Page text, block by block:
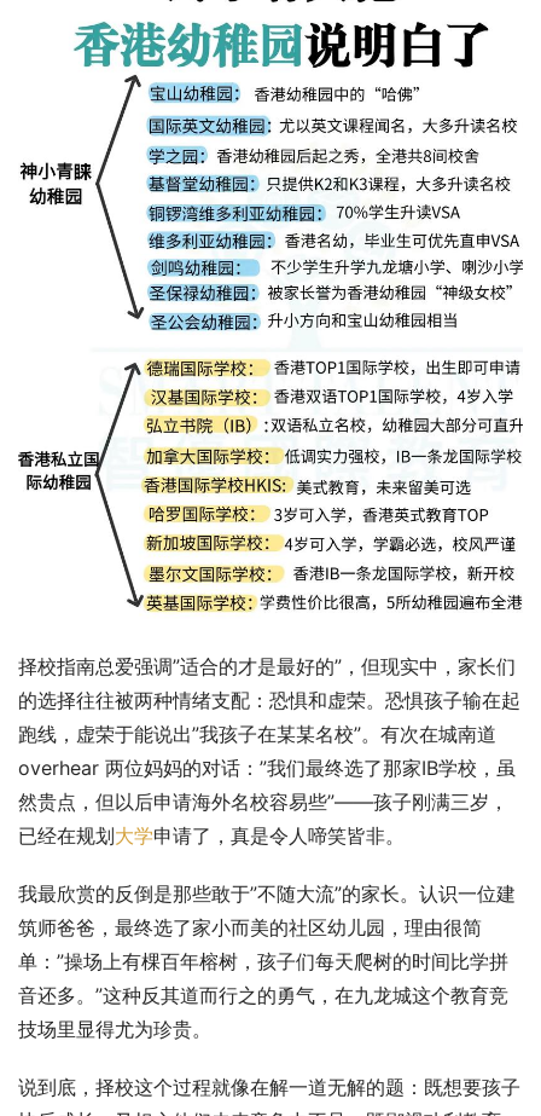
择校指南总爱强调”适合的才是最好的”，但现实中，家长们
的选择往往被两种情绪支配：恐惧和虚荣。恐惧孩子输在起
跑线，虚荣于能说出”我孩子在某某名校”。有次在城南道
overhear 两位妈妈的对话：”我们最终选了那家IB学校，虽
然贵点，但以后申请海外名校容易些”——孩子刚满三岁，
已经在规划大学申请了，真是令人啼笑皆非。
我最欣赏的反倒是那些敢于”不随大流”的家长。认识一位建
筑师爸爸，最终选了家小而美的社区幼儿园，理由很简
单：”操场上有棵百年榕树，孩子们每天爬树的时间比学拼
音还多。”这种反其道而行之的勇气，在九龙城这个教育竞
技场里显得尤为珍贵。
说到底，择校这个过程就像在解一道无解的题：既想要孩子